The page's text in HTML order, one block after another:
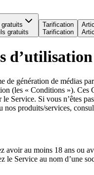
gratuits
Tarification
Tarification
de génération de médias
(les « Conditions »).
Service. Si vous n’êtes
produits/services,
avoir au moins 18 ans ou
Service au nom d’une